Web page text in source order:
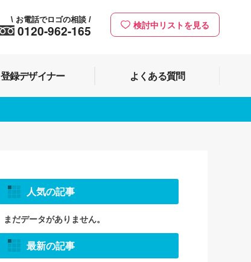
0120-962-165
\ お電話でロゴの相談/ 検討中リストを見る
登録デザイナー よくある質問
人気の記事
まだデータがありません。
最新の記事